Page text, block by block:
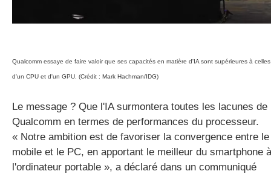
Qualcomm essaye de faire valoir que ses capacités en matière d'IA sont supérieures à celles
d'un CPU et d'un GPU. (Crédit : Mark Hachman/IDG)
Le message ? Que l'IA surmontera toutes les lacunes de
Qualcomm en termes de performances du processeur.
« Notre ambition est de favoriser la convergence entre le
mobile et le PC, en apportant le meilleur du smartphone à
l'ordinateur portable », a déclaré dans un communiqué